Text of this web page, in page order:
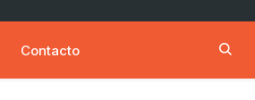
Contacto